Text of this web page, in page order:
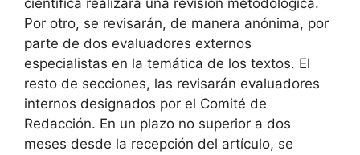
científica realizará una revisión metodológica.
Por otro, se revisarán, de manera anónima, por
parte de dos evaluadores externos
especialistas en la temática de los textos. El
resto de secciones, las revisarán evaluadores
internos designados por el Comité de
Redacción. En un plazo no superior a dos
meses desde la recepción del artículo, se